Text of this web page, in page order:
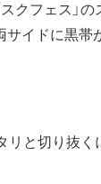
クフェス」の
サイドに黒帯
リと切り抜